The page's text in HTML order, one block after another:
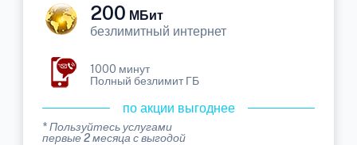
200 МБит
безлимитный интернет
1000 минут
Полный безлимит ГБ
по акции выгоднее
* Пользуйтесь услугами
первые 2 месяца с выгодой